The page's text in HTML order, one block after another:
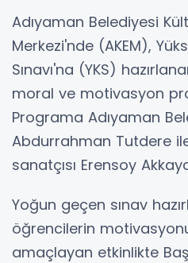
Adıyaman Belediyesi
Merkezi'nde (AKEM),
Sınavı'na (YKS)
moral ve motivasyon
Programa Adıyaman
Abdurrahman Tutdere
sanatçısı Erensoy
Yoğun geçen sınav
öğrencilerin
amaçlayan etkinlikte